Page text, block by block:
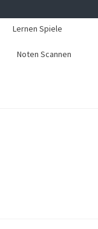
Lernen Spiele
Noten Scannen